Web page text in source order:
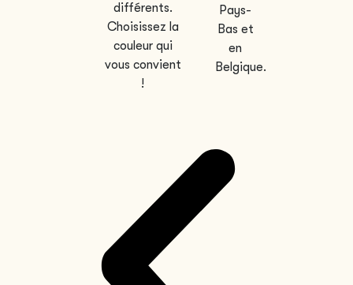
différents.
Choisissez la
couleur qui
vous convient
!
Pays-
Bas et
en
Belgique.